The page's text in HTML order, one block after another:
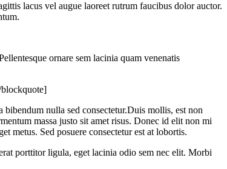
lacus vel augue laoreet rutrum faucibus dolor auctor.
ornare sem lacinia quam venenatis
nulla sed consectetur.Duis mollis, est non
massa justo sit amet risus. Donec id elit non mi
metus. Sed posuere consectetur est at lobortis.
porttitor ligula, eget lacinia odio sem nec elit. Morbi